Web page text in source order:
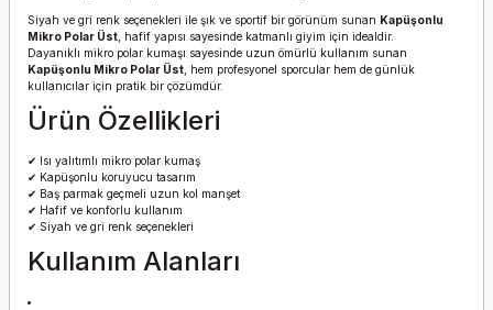
Siyah ve gri renk seçenekleri ile şık ve sportif bir görünüm sunan Kapüşonlu
Mikro Polar Üst , hafif yapısı sayesinde katmanlı giyim için idealdir.
Dayanıklı mikro polar kumaşı sayesinde uzun ömürlü kullanım sunan
Kapüşonlu Mikro Polar Üst , hem profesyonel sporcular hem de günlük
kullanıcılar için pratik bir çözümdür.
Ürün Özellikleri
✔ Isı yalıtımlı mikro polar kumaş
✔ Kapüşonlu koruyucu tasarım
✔ Baş parmak geçmeli uzun kol manşet
✔ Hafif ve konforlu kullanım
✔ Siyah ve gri renk seçenekleri
Kullanım Alanları